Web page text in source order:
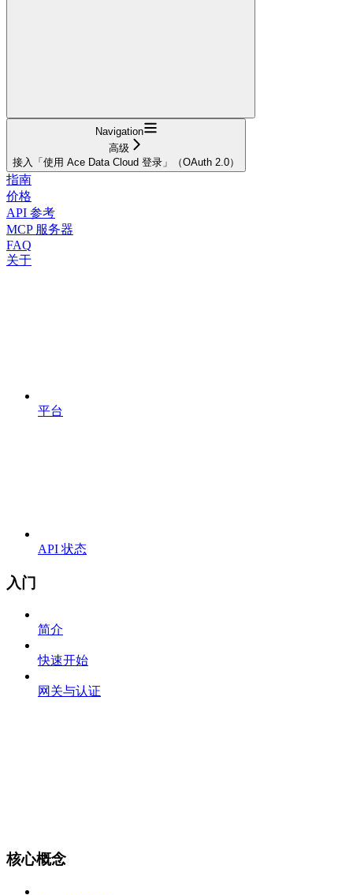
Navigation
高级
接入「使用 Ace Data Cloud 登录」（OAuth 2.0）
指南
价格
API 参考
MCP 服务器
FAQ
关于
平台
API 状态
入门
简介
快速开始
网关与认证
核心概念